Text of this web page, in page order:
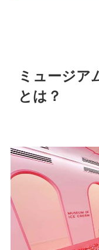
ミュージア
とは？